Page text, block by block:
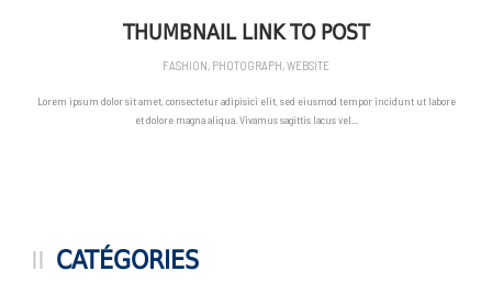
THUMBNAIL LINK TO POST
FASHION, PHOTOGRAPH,WEBSITE
Lorem ipsum dolor sit amet, consectetur adipisici elit, sed eiusmod tempor incidunt ut labore
et dolore magna aliqua. Vivamus sagittis lacus vel...
CATÉGORIES